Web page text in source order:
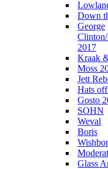
Down
George
2017
Kraak
Moss
Jett
Hats
Gosto
SOHN
Weval
Boris
Moderat
Glass